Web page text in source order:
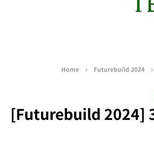
Home Futurebuild 2024
[Futurebuild 2024]